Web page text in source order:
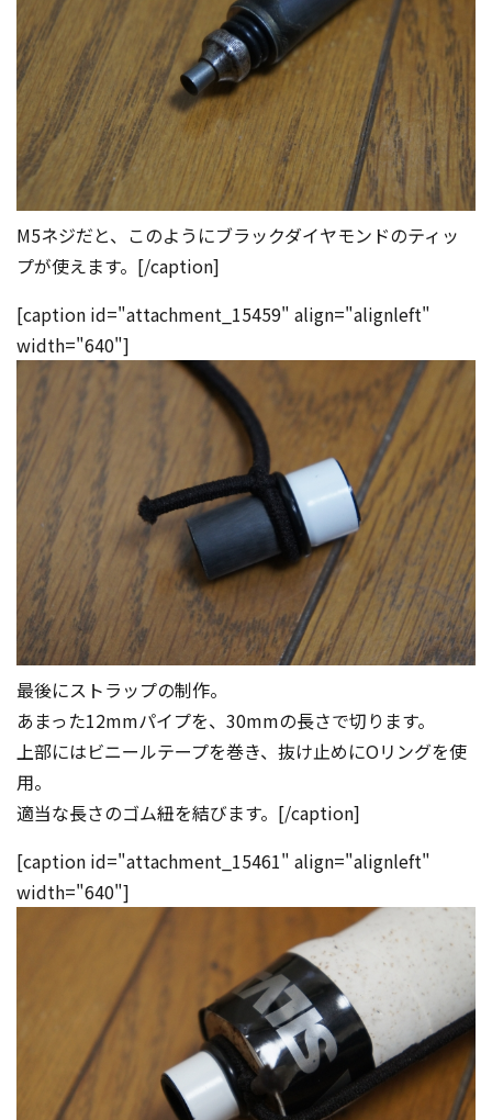
M5ネジだと、このようにブラックダイヤモンドのティッ
プが使えます。[/caption]
[caption id="attachment_15459" align="alignleft"
width="640"]
最後にストラップの制作。
あまった12mmパイプを、30mmの長さで切ります。
上部にはビニールテープを巻き、抜け止めにOリングを使
用。
適当な長さのゴム紐を結びます。[/caption]
[caption id="attachment_15461" align="alignleft"
width="640"]